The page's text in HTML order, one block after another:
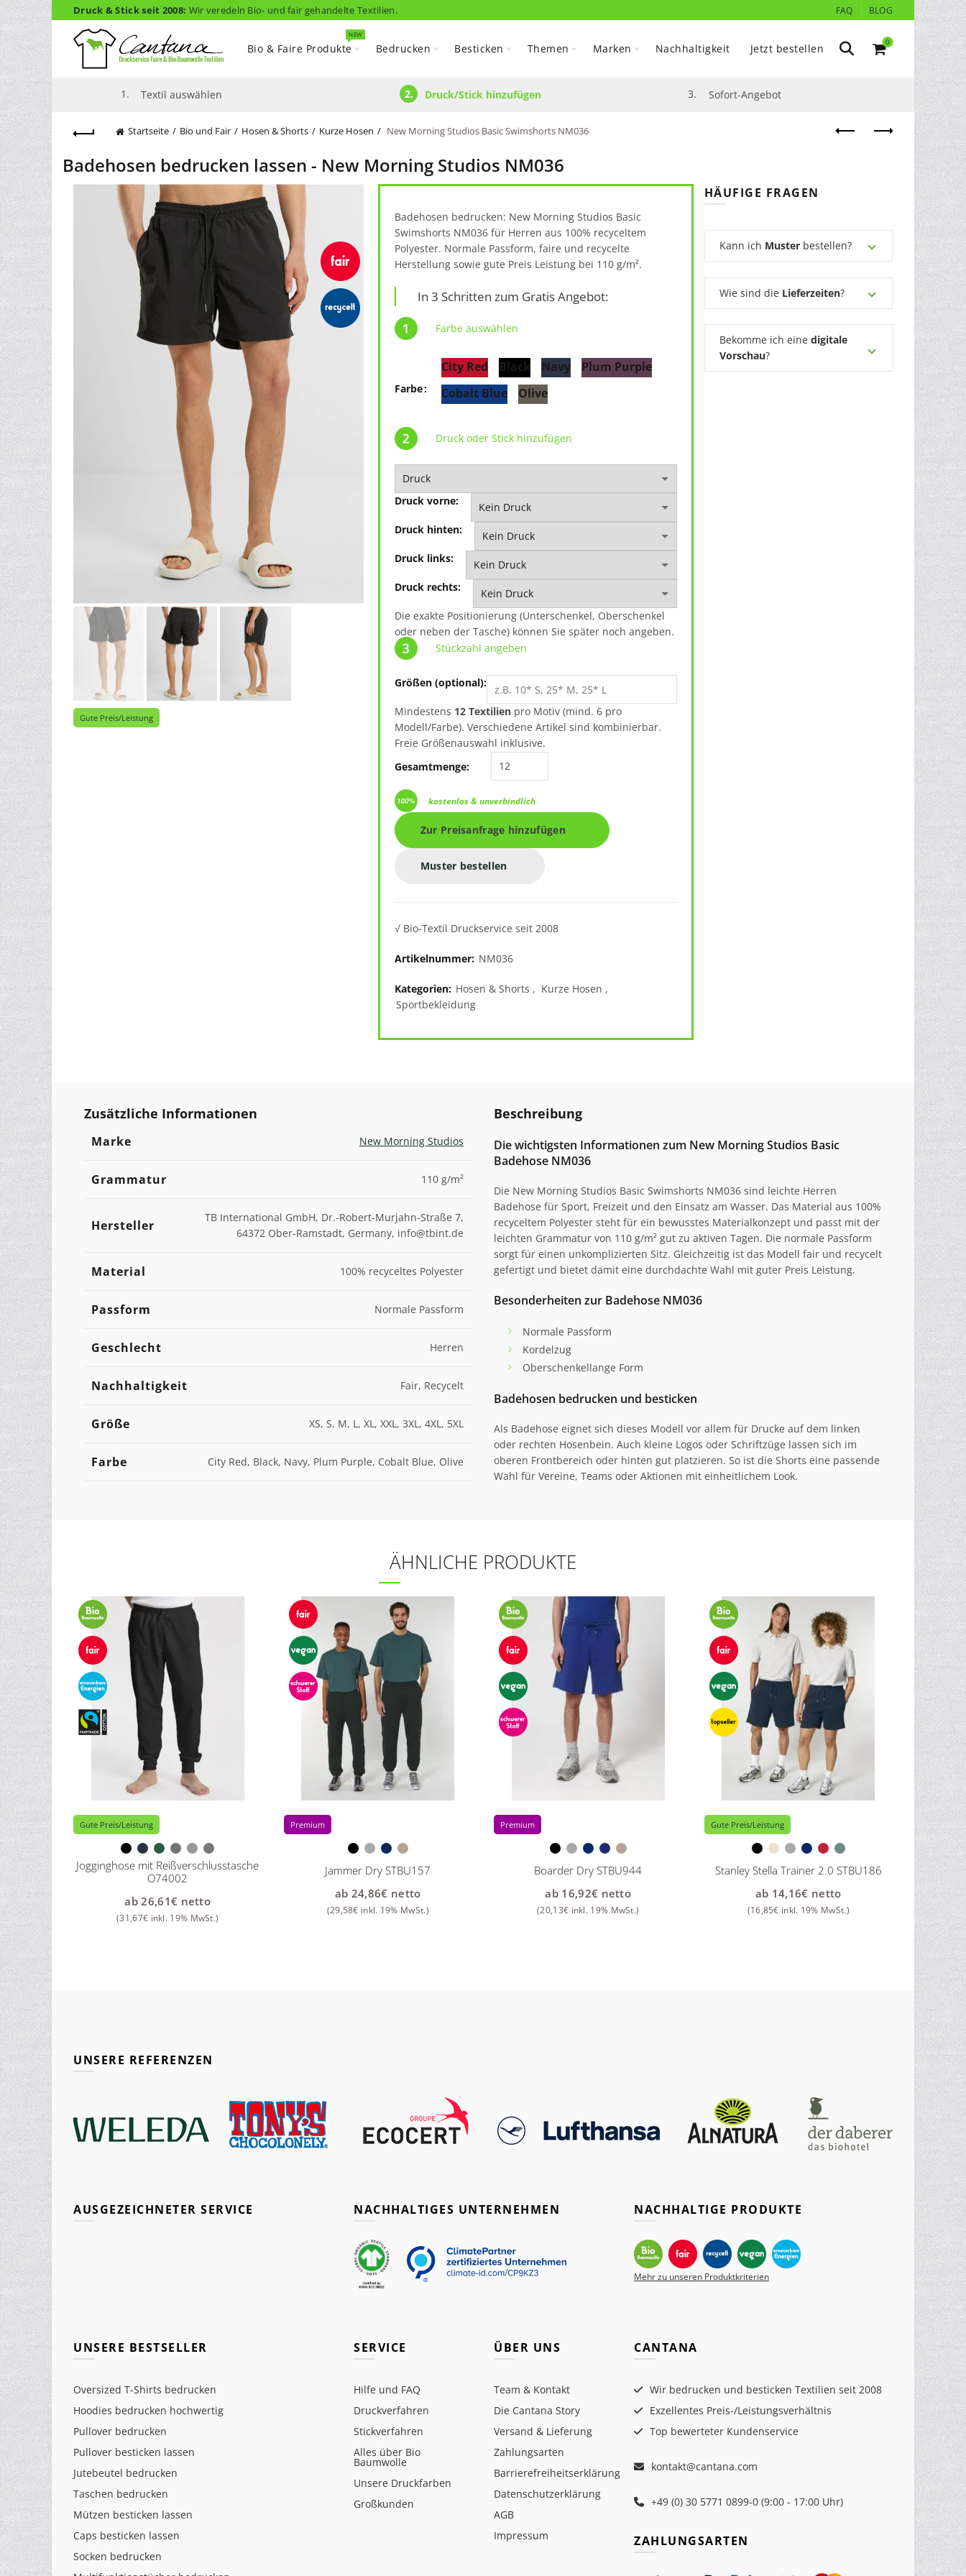
Druck & Stick seit 2008: Wir veredeln Bio- und fair gehandelte Textilien. FAQ BLOG
Bio & Faire Produkte
NEW
Bedrucken Besticken Themen Marken Nachhaltigkeit Jetzt bestellen 0
1. Textil auswählen 2. Druck/Stick hinzufügen 3. Sofort-Angebot
Startseite Bio und Fair Hosen & Shorts Kurze Hosen New Morning Studios Basic Swimshorts NM036
Badehosen bedrucken lassen - New Morning Studios NM036
Gute Preis/Leistung
Badehosen bedrucken: New Morning Studios Basic
Swimshorts NM036 für Herren aus 100% recyceltem
Polyester. Normale Passform, faire und recycelte
Herstellung sowie gute Preis Leistung bei 110 g/m².
In 3 Schritten zum Gratis Angebot:
Farbe auswählen
Farbe
City Red Black Navy
Plum Purple
Cobalt Blue
Olive
Druck oder Stick hinzufügen
Druck vorne:
Druck hinten:
Druck links:
Druck rechts:
Die exakte Positionierung (Unterschenkel, Oberschenkel
oder neben der Tasche) können Sie später noch angeben.
Stückzahl angeben
Größen (optional):
Mindestens 12 Textilienpro Motiv (mind. 6 pro
Modell/Farbe). Verschiedene Artikel sind kombinierbar.
Freie Größenauswahl inklusive.
Gesamtmenge:
kostenlos & unverbindlich
Muster bestellen
√ Bio-Textil Druckservice seit 2008
Artikelnummer: NM036
Kategorien: Hosen & Shorts , Kurze Hosen ,
Sportbekleidung
HÄUFIGE FRAGEN
Kann ich Musterbestellen?
Wie sind die Lieferzeiten?
Bekomme ich eine digitale
Vorschau?
Zusätzliche Informationen
Marke New Morning Studios
Grammatur 110 g/m²
Hersteller
TB International GmbH, Dr.-Robert-Murjahn-Straße 7,
64372 Ober-Ramstadt, Germany, info@tbint.de
Material 100% recyceltes Polyester
Passform Normale Passform
Geschlecht Herren
Nachhaltigkeit Fair, Recycelt
Größe XS, S, M, L, XL, XXL, 3XL, 4XL, 5XL
Farbe City Red, Black, Navy, Plum Purple, Cobalt Blue, Olive
Beschreibung
Die wichtigsten Informationen zum New Morning Studios Basic
Badehose NM036
Die New Morning Studios Basic Swimshorts NM036 sind leichte Herren
Badehose für Sport, Freizeit und den Einsatz am Wasser. Das Material aus 100%
recyceltem Polyester steht für ein bewusstes Materialkonzept und passt mit der
leichten Grammatur von 110 g/m² gut zu aktiven Tagen. Die normale Passform
sorgt für einen unkomplizierten Sitz. Gleichzeitig ist das Modell fair und recycelt
gefertigt und bietet damit eine durchdachte Wahl mit guter Preis Leistung.
Besonderheiten zur Badehose NM036
Normale Passform
Kordelzug
Oberschenkellange Form
Badehosen bedrucken und besticken
Als Badehose eignet sich dieses Modell vor allem für Drucke auf dem linken
oder rechten Hosenbein. Auch kleine Logos oder Schriftzüge lassen sich im
oberen Frontbereich oder hinten gut platzieren. So ist die Shorts eine passende
Wahl für Vereine, Teams oder Aktionen mit einheitlichem Look.
ÄHNLICHE PRODUKTE
Gute Preis/Leistung
Jogginghose mit Reißverschlusstasche
O74002
ab26,61€ netto
(31,67€ inkl. 19% MwSt.)
Premium
Jammer Dry STBU157
ab 24,86€ netto
(29,58€ inkl. 19% MwSt.)
Premium
Boarder Dry STBU944
ab 16,92€ netto
(20,13€ inkl. 19% MwSt.)
Gute Preis/Leistung
Stanley Stella Trainer 2.0 STBU186
ab 14,16€ netto
(16,85€ inkl. 19% MwSt.)
UNSERE REFERENZEN
AUSGEZEICHNETER SERVICE NACHHALTIGES UNTERNEHMEN NACHHALTIGE PRODUKTE
Mehr zu unseren Produktkriterien
UNSERE BESTSELLER
Oversized T-Shirts bedrucken
Hoodies bedrucken hochwertig
Pullover bedrucken
Pullover besticken lassen
Jutebeutel bedrucken
Taschen bedrucken
Mützen besticken lassen
Caps besticken lassen
Socken bedrucken
SERVICE
Hilfe und FAQ
Druckverfahren
Stickverfahren
Alles über Bio
Baumwolle
Unsere Druckfarben
Großkunden
ÜBER UNS
Team & Kontakt
Die Cantana Story
Versand & Lieferung
Zahlungsarten
Barrierefreiheitserklärung
Datenschutzerklärung
AGB
Impressum
CANTANA
Wir bedrucken und besticken Textilien seit 2008
Exzellentes Preis-/Leistungsverhältnis
Top bewerteter Kundenservice
kontakt@cantana.com
+49 (0) 30 5771 0899-0 (9:00 - 17:00 Uhr)
ZAHLUNGSARTEN